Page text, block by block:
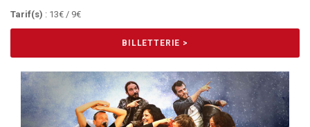
Tarif(s) : 13€ / 9€
BILLETTERIE >